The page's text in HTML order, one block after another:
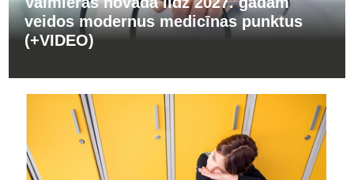
veidos modernus medicīnas punktus
(+VIDEO)